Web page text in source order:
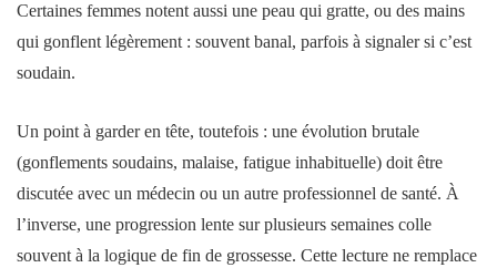
Certaines femmes notent aussi une peau qui gratte, ou des mains
qui gonflent légèrement : souvent banal, parfois à signaler si c’est
soudain.
Un point à garder en tête, toutefois : une évolution brutale
(gonflements soudains, malaise, fatigue inhabituelle) doit être
discutée avec un médecin ou un autre professionnel de santé. À
l’inverse, une progression lente sur plusieurs semaines colle
souvent à la logique de fin de grossesse. Cette lecture ne remplace